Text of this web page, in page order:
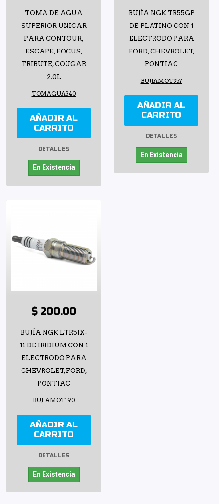
TOMA DE AGUA
SUPERIOR UNICAR
PARA CONTOUR,
ESCAPE, FOCUS,
TRIBUTE, COUGAR
2.0L
TOMAGUA340
AÑADIR AL
CARRITO
DETALLES
En Existencia
BUJÍA NGK TR55GP
DE PLATINO CON 1
ELECTRODO PARA
FORD, CHEVROLET,
PONTIAC
BUJIAMOT357
AÑADIR AL
CARRITO
DETALLES
En Existencia
$ 200.00
BUJÍA NGK LTR5IX-
11 DE IRIDIUM CON 1
ELECTRODO PARA
CHEVROLET, FORD,
PONTIAC
BUJIAMOT190
AÑADIR AL
CARRITO
DETALLES
En Existencia